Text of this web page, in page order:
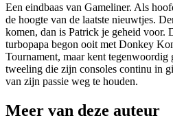
Een eindbaas van Gameliner. Als
de hoogte van de laatste nieuwtjes.
komen, dan is Patrick je geheid voor.
turbopapa begon ooit met Donkey
Tournament, maar kent tegenwoordig
tweeling die zijn consoles continu in
van zijn passie weg te houden.
Meer van deze auteur